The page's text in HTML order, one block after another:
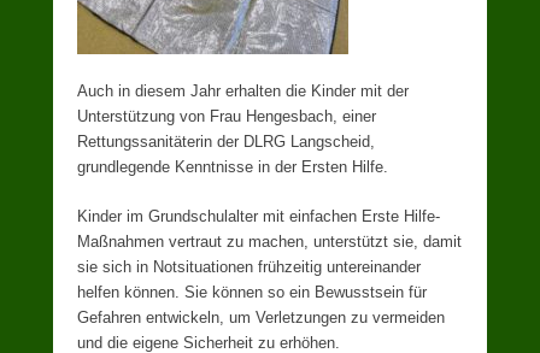
Auch in diesem Jahr erhalten die Kinder mit der
Unterstützung von Frau Hengesbach, einer
Rettungssanitäterin der DLRG Langscheid,
grundlegende Kenntnisse in der Ersten Hilfe.
Kinder im Grundschulalter mit einfachen Erste Hilfe-
Maßnahmen vertraut zu machen, unterstützt sie, damit
sie sich in Notsituationen frühzeitig untereinander
helfen können. Sie können so ein Bewusstsein für
Gefahren entwickeln, um Verletzungen zu vermeiden
und die eigene Sicherheit zu erhöhen.